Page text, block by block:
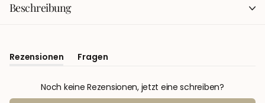
Beschreibung
Rezensionen Fragen
(Tab
Noch keine Rezensionen, jetzt eine schreiben?